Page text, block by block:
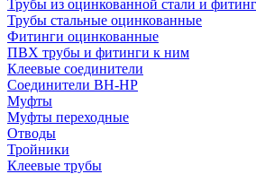
Трубы из оцинкованной стали и
Трубы стальные оцинкованные
Фитинги оцинкованные
ПВХ трубы и фитинги к ним
Клеевые соединители
Соединители ВН-НР
Муфты
Муфты переходные
Отводы
Тройники
Клеевые трубы